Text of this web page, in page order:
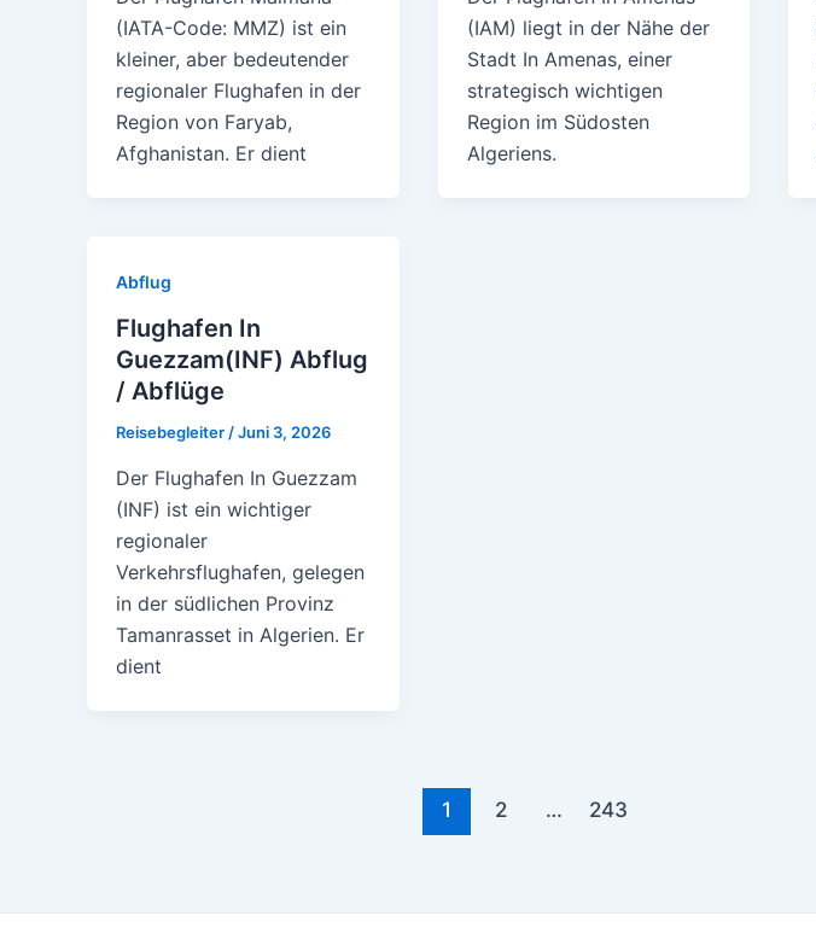
(IATA-Code: MMZ) ist ein
kleiner, aber bedeutender
regionaler Flughafen in der
Region von Faryab,
Afghanistan. Er dient
(IAM) liegt in der Nähe der
Stadt In Amenas, einer
strategisch wichtigen
Region im Südosten
Algeriens.
Abflug
Flughafen In
Guezzam(INF) Abflug
/ Abflüge
Reisebegleiter /Juni 3, 2026
Der Flughafen In Guezzam
(INF) ist ein wichtiger
regionaler
Verkehrsflughafen, gelegen
in der südlichen Provinz
Tamanrasset in Algerien. Er
dient
1 2 … 243